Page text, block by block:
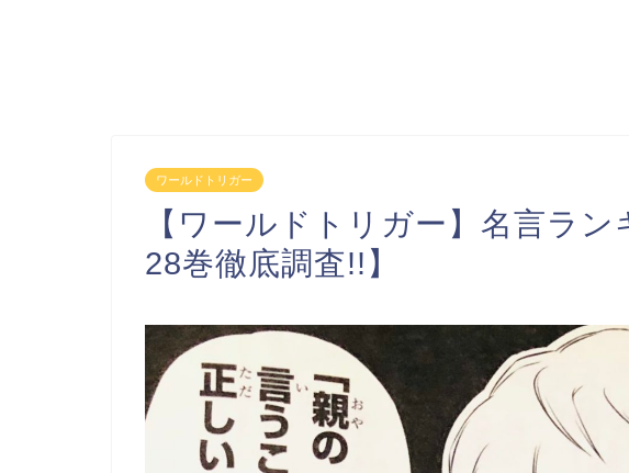
ワールドトリガー
【ワールドトリガー】名言ラ
28巻徹底調査!!】